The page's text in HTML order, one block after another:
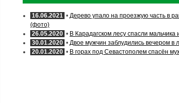
16.06.2021 • Дерево упало на проезжую часть в
(фото)
26.05.2020 • В Карадагском лесу спасли мальчика
30.01.2020 • Двое мужчин заблудились вечером в
20.01.2020 • В горах под Севастополем спасён